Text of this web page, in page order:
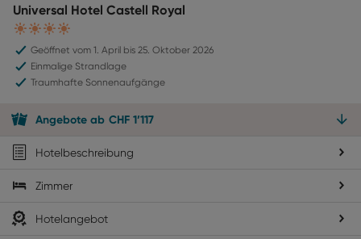
Universal Hotel Castell Royal
4
Geöffnet vom 1. April bis 25. Oktober 2026
Einmalige Strandlage
Traumhafte Sonnenaufgänge
Angebote ab CHF 1’117
Hotelbeschreibung
Zimmer
Hotelangebot